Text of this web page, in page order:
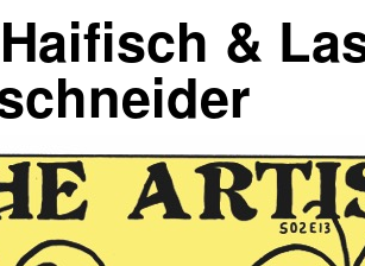
&